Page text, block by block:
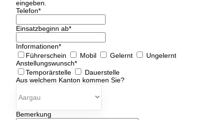
eingeben.
Telefon*
Einsatzbeginn ab*
Informationen*
Führerschein
Mobil Gelernt
Ungelernt
Anstellungswunsch*
Temporärstelle
Dauerstelle
Aus welchem Kanton kommen Sie?
Bemerkung